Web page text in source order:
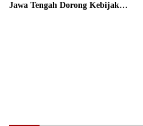
Jawa Tengah Dorong Kebijakan